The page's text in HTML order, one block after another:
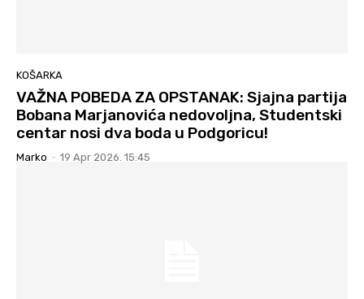
KOŠARKA
VAŽNA POBEDA ZA OPSTANAK: Sjajna partija
Bobana Marjanovića nedovoljna, Studentski
centar nosi dva boda u Podgoricu!
Marko - 19 Apr 2026. 15:45